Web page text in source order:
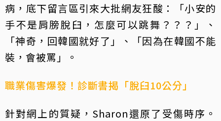
病，底下留言區引來大批網友狂酸：「小安的
手不是肩膀脫臼，怎麼可以跳舞？？？」、
「神奇，回韓國就好了」、「因為在韓國不能
裝，會被罵」。
職業傷害爆發！診斷書揭「脫臼10公分」
針對網上的質疑，Sharon還原了受傷時序。